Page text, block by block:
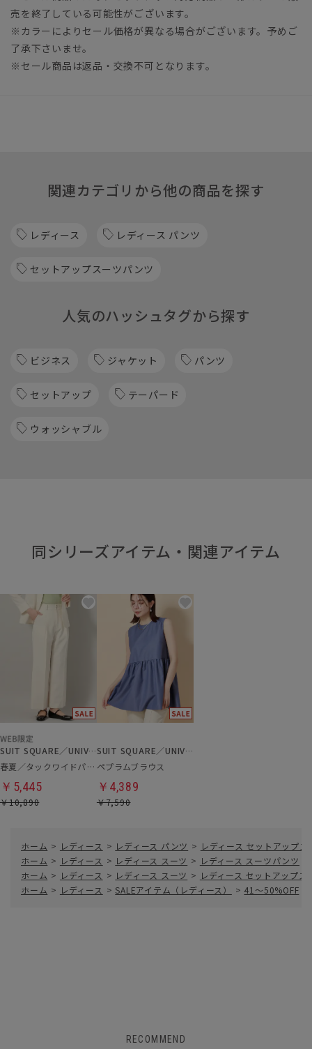
売を終了している可能性がございます。
※カラーによりセール価格が異なる場合がございます。予めご
了承下さいませ。
※セール商品は返品・交換不可となります。
関連カテゴリから他の商品を探す
レディース レディース パンツ
セットアップスーツパンツ
人気のハッシュタグから探す
ビジネス ジャケット パンツ
セットアップ テーパード
ウォッシャブル
同シリーズアイテム・関連アイテム
SUIT SQUARE／UNIVERSAL LANGUAGE／WHITE
春夏／タックワイドパンツ
￥5,445
￥10,890
SUIT SQUARE／UNIVERSAL LANGUAGE／WHITE
ペプラムブラウス
￥4,389
￥7,590
ホーム > レディース > レディース パンツ > レディース セットアップ
ホーム > レディース > レディース スーツ > レディース スーツパンツ
ホーム > レディース > レディース スーツ > レディース セットアップス
ホーム > レディース > SALEアイテム（レディース） > 41～50%OFF
RECOMMEND